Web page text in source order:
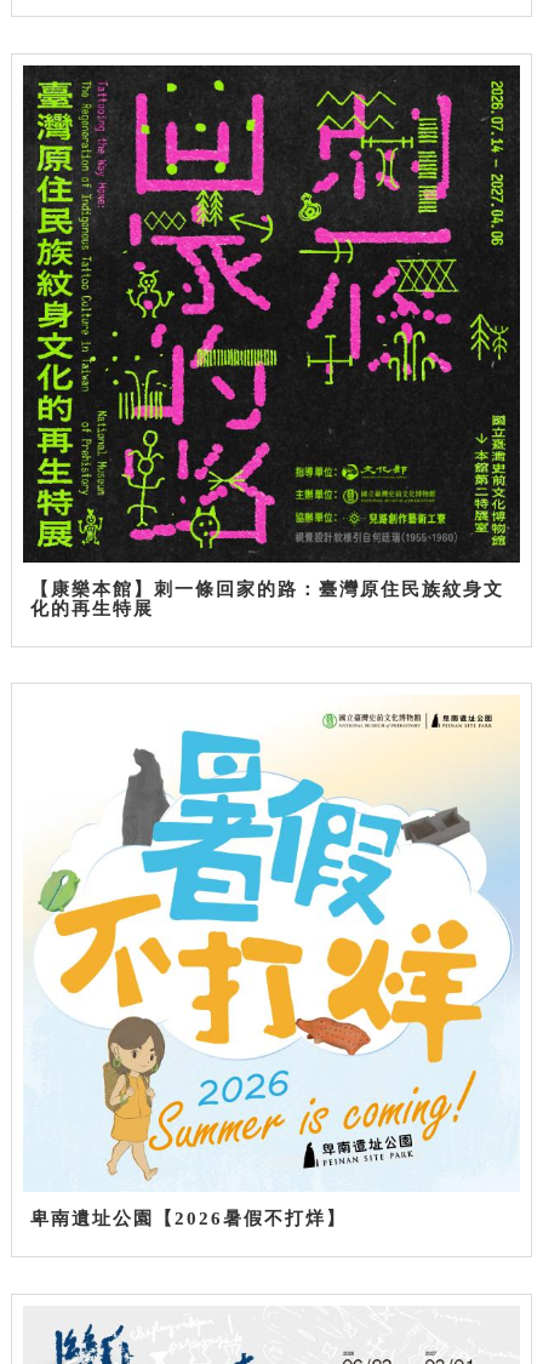
【康樂本館】刺一條回家的路：臺灣原住民族紋身文
化的再生特展
卑南遺址公園【2026暑假不打烊】